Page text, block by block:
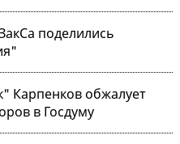
поделились
Карпенков обжалует
в Госдуму